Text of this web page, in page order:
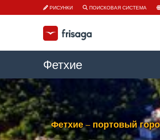
РИСУНКИ ПОИСКОВАЯ СИСТЕМА
Фетхие
Фетхие – портовый